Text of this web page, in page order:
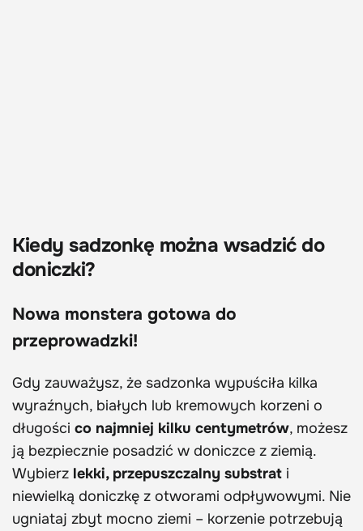
Kiedy sadzonkę można wsadzić do
doniczki?
Nowa monstera gotowa do
przeprowadzki!
Gdy zauważysz, że sadzonka wypuściła kilka
wyraźnych, białych lub kremowych korzeni o
długości co najmniej kilku centymetrów, możesz
ją bezpiecznie posadzić w doniczce z ziemią.
Wybierz lekki, przepuszczalny substrat i
niewielką doniczkę z otworami odpływowymi. Nie
ugniataj zbyt mocno ziemi – korzenie potrzebują